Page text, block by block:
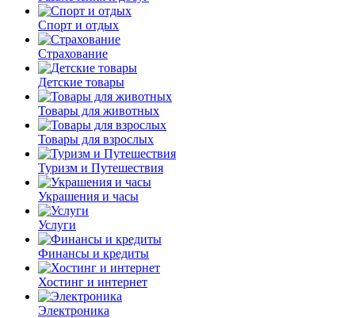
Спорт и отдых
Страхование
Детские товары
Товары для животных
Товары для взрослых
Туризм и Путешествия
Украшения и часы
Услуги
Финансы и кредиты
Хостинг и интернет
Электроника